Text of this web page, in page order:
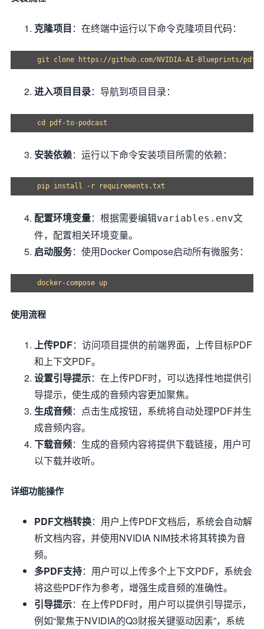
克隆项目 ：在终端中运行以下命令克隆项目代码：
进入项目目录：导航到项目目录：
安装依赖：运行以下命令安装项目所需的依赖：
配置环境变量：根据需要编辑variables.env文
件，配置相关环境变量。
启动服务：使用Docker Compose启动所有微服务：
使用流程
上传PDF：访问项目提供的前端界面，上传目标PDF
和上下文PDF。
设置引导提示：在上传PDF时，可以选择性地提供引
导提示，使生成的音频内容更加聚焦。
生成音频：点击生成按钮，系统将自动处理PDF并生
成音频内容。
下载音频：生成的音频内容将提供下载链接，用户可
以下载并收听。
详细功能操作
PDF文档转换：用户上传PDF文档后，系统会自动解
析文档内容，并使用NVIDIA NIM技术将其转换为音
频。
多PDF支持：用户可以上传多个上下文PDF，系统会
将这些PDF作为参考，增强生成音频的准确性。
引导提示：在上传PDF时，用户可以提供引导提示，
例如“聚焦于NVIDIA的Q3财报关键驱动因素”，系统